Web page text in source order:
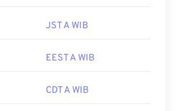
JST A WIB
EEST A WIB
CDT A WIB